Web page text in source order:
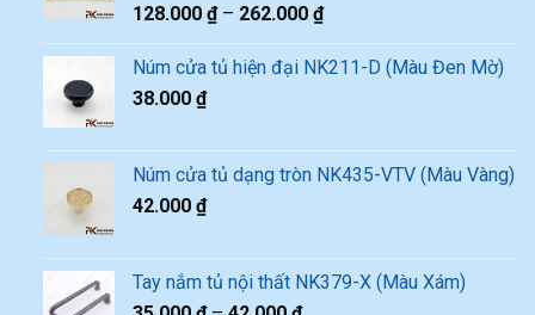
128.000 ₫– 262.000 ₫
Núm cửa tủ hiện đại NK211-D (Màu Đen Mờ)
38.000 ₫
Núm cửa tủ dạng tròn NK435-VTV (Màu Vàng)
42.000 ₫
Tay nắm tủ nội thất NK379-X (Màu Xám)